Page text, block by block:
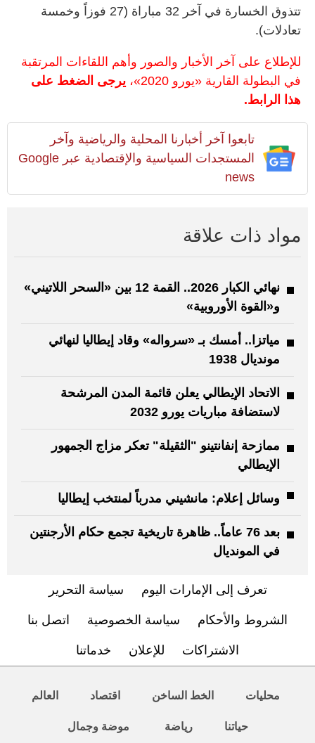
تتذوق الخسارة في آخر 32 مباراة (27 فوزاً وخمسة
تعادلات).
للإطلاع على آخر الأخبار والصور وأهم اللقاءات المرتقبة
في البطولة القارية «يورو 2020»،
يرجى الضغط على
هذا الرابط.
تابعوا آخر أخبارنا المحلية والرياضية وآخر
المستجدات السياسية والإقتصادية عبر Google
news
مواد ذات علاقة
نهائي الكبار 2026.. القمة 12 بين «السحر اللاتيني»
و«القوة الأوروبية»
مياتزا.. أمسك بـ «سرواله» وقاد إيطاليا لنهائي
مونديال 1938
الاتحاد الإيطالي يعلن قائمة المدن المرشحة
لاستضافة مباريات يورو 2032
ممازحة إنفانتينو "الثقيلة" تعكر مزاج الجمهور
الإيطالي
وسائل إعلام: مانشيني مدرباً لمنتخب إيطاليا
بعد 76 عاماً.. ظاهرة تاريخية تجمع حكام الأرجنتين
في المونديال
تعرف إلى الإمارات اليوم سياسة التحرير
الشروط والأحكام سياسة الخصوصية اتصل بنا
الاشتراكات للإعلان خدماتنا
محليات الخط الساخن اقتصاد العالم
حياتنا رياضة موضة وجمال